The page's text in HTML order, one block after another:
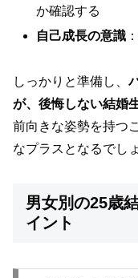
か確認する
自己成長の意識
しっかりと準備し、
が、後悔しない結婚
前向きな姿勢を持つ
なプラスとなるでし
男女別の25歳
イント